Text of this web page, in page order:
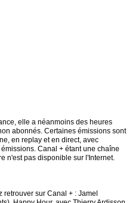
elle a néanmoins des heures
abonnés. Certaines émissions sont
en replay et en direct, avec
Canal + étant une chaîne
n'est pas disponible sur l'Internet.
sur Canal + : Jamel